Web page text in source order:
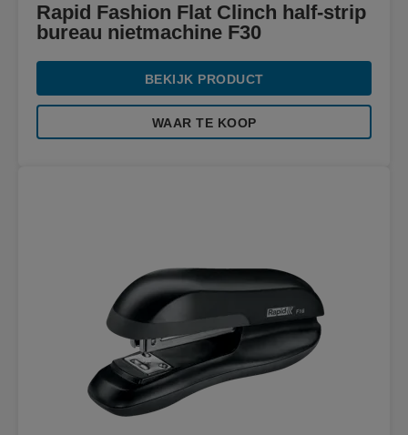
Rapid Fashion Flat Clinch half-strip
bureau nietmachine F30
BEKIJK PRODUCT
WAAR TE KOOP